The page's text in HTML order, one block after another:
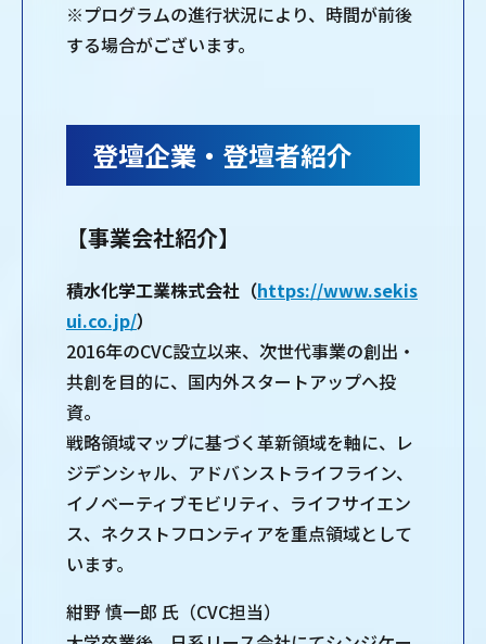
※プログラムの進行状況により、時間が前後
する場合がございます。
登壇企業・登壇者紹介
【事業会社紹介】
積水化学工業株式会社（https://www.sekis
ui.co.jp/）
2016年のCVC設立以来、次世代事業の創出・
共創を目的に、国内外スタートアップへ投
資。
戦略領域マップに基づく革新領域を軸に、レ
ジデンシャル、アドバンストライフライン、
イノベーティブモビリティ、ライフサイエン
ス、ネクストフロンティアを重点領域として
います。
紺野 慎一郎 氏（CVC担当）